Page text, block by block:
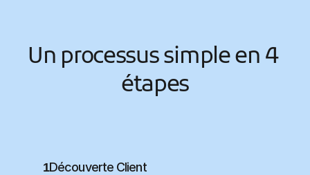
Un processus simple en 4
étapes
1Découverte Client